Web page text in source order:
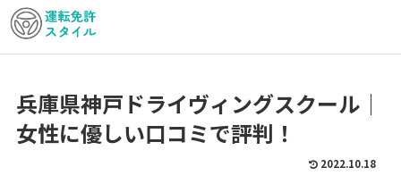
兵庫県神戸ドライヴィングスクール│
女性に優しい口コミで評判！
2022.10.18